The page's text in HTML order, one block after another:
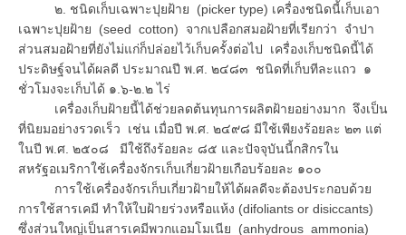
๒. ชนิดเก็บเฉพาะปุยฝ้าย (picker type) เครื่องชนิดนี้เก็บเอา
เฉพาะปุยฝ้าย (seed cotton) จากเปลือกสมอฝ้ายที่เรียกว่า จำปา
ส่วนสมอฝ้ายที่ยังไม่แก่ก็ปล่อยไว้เก็บครั้งต่อไป เครื่องเก็บชนิดนี้ได้
ประดิษฐ์จนได้ผลดี ประมาณปี พ.ศ. ๒๔๘๓ ชนิดที่เก็บทีละแถว ๑
ชั่วโมงจะเก็บได้ ๑.๖-๒.๒ ไร่
เครื่องเก็บฝ้ายนี้ได้ช่วยลดต้นทุนการผลิตฝ้ายอย่างมาก จึงเป็น
ที่นิยมอย่างรวดเร็ว เช่น เมื่อปี พ.ศ. ๒๔๙๘ มีใช้เพียงร้อยละ ๒๓ แต่
ในปี พ.ศ. ๒๕๐๘ มีใช้ถึงร้อยละ ๘๕ และปัจจุบันนี้กสิกรใน
สหรัฐอเมริกาใช้เครื่องจักรเก็บเกี่ยวฝ้ายเกือบร้อยละ ๑๐๐
การใช้เครื่องจักรเก็บเกี่ยวฝ้ายให้ได้ผลดีจะต้องประกอบด้วย
การใช้สารเคมี ทำให้ใบฝ้ายร่วงหรือแห้ง (difoliants or disiccants)
ซึ่งส่วนใหญ่เป็นสารเคมีพวกแอมโมเนีย (anhydrous ammonia)